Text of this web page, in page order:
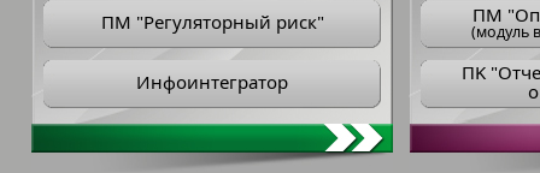
ПМ "Регуляторный риск"
Инфоинтегратор
ПM
(модуль
ПK